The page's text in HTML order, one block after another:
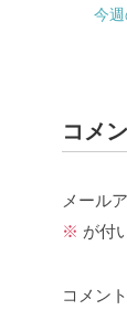
今
コメ
メール
※ が付
コメント